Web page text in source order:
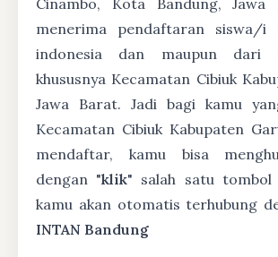
menerima pendaftaran siswa/i
indonesia dan maupun dari
khususnya Kecamatan Cibiuk
Jawa Barat. Jadi bagi kamu
Kecamatan Cibiuk Kabupaten
mendaftar, kamu bisa
dengan "klik" salah satu tombol
kamu akan otomatis terhubung
INTAN Bandung